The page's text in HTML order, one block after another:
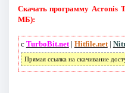
Скачать программу Acronis
МБ):
с TurboBit.net| Hitfile.net|
Прямая ссылка на скачивание